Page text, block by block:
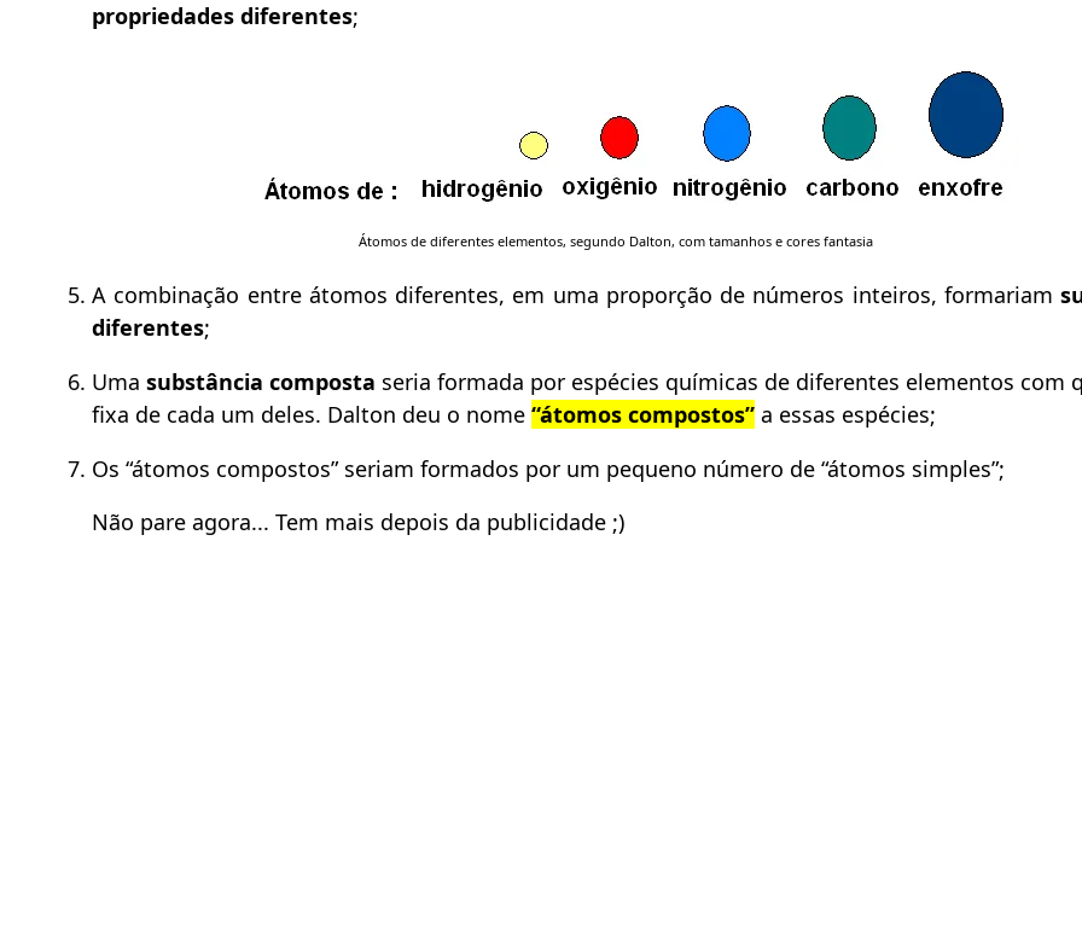
propriedades diferentes;
Átomos de diferentes elementos, segundo Dalton, com tamanhos e cores fantasia
A combinação entre átomos diferentes, em uma proporção de números inteiros, formariam
diferentes;
Uma substância composta seria formada por espécies químicas de diferentes elementos com
fixa de cada um deles. Dalton deu o nome “átomos compostos” a essas espécies;
Os “átomos compostos” seriam formados por um pequeno número de “átomos simples”;
Não pare agora... Tem mais depois da publicidade ;)